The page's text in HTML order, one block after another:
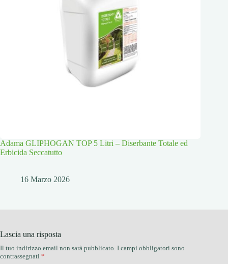
Adama GLIPHOGAN TOP 5 Litri – Diserbante Totale ed
Erbicida Seccatutto
16 Marzo 2026
Lascia una risposta
Il tuo indirizzo email non sarà pubblicato. I campi obbligatori sono
contrassegnati *